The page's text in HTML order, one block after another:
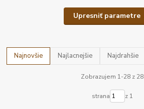
Upresniť parametre
Najnovšie Najlacnejšie Najdrahšie
Zobrazujem 1-28 z 28
strana z 1